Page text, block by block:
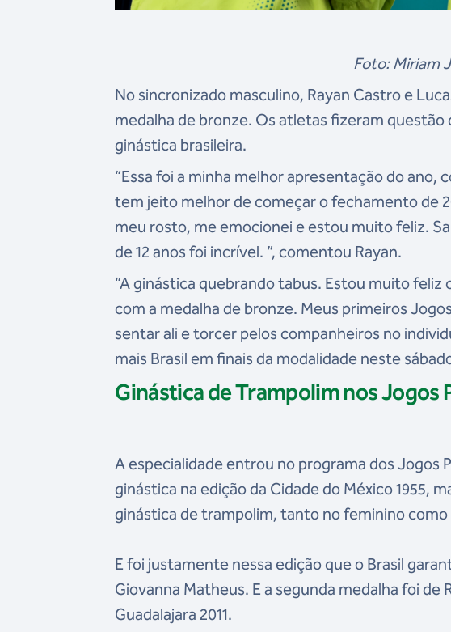
Foto: Miriam
No sincronizado masculino, Rayan Castro e
medalha de bronze. Os atletas fizeram
ginástica brasileira.
“Essa foi a minha melhor apresentação do
tem jeito melhor de começar o fechamento de
meu rosto, me emocionei e estou muito feliz.
de 12 anos foi incrível. ”, comentou Rayan.
“A ginástica quebrando tabus. Estou muito
com a medalha de bronze. Meus primeiros
sentar ali e torcer pelos companheiros no
mais Brasil em finais da modalidade neste
Ginástica de Trampolim nos Jogos
A especialidade entrou no programa dos Jogos
ginástica na edição da Cidade do México 1955,
ginástica de trampolim, tanto no feminino como
E foi justamente nessa edição que o Brasil
Giovanna Matheus. E a segunda medalha foi
Guadalajara 2011.